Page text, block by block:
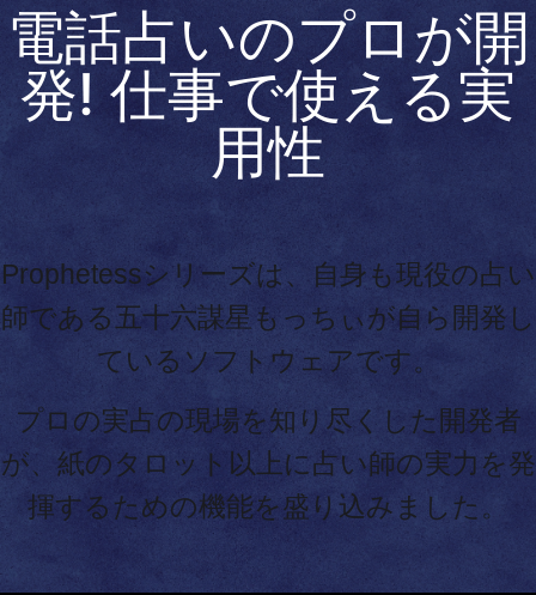
電話占いのプロが開
発! 仕事で使える実
用性
Prophetessシリーズは、自身も現役の占い
師である五十六謀星もっちぃが自ら開発し
ているソフトウェアです。
プロの実占の現場を知り尽くした開発者
が、紙のタロット以上に占い師の実力を発
揮するための機能を盛り込みました。